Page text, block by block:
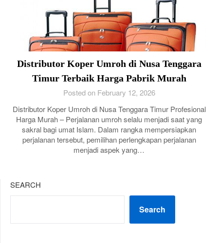
Distributor Koper Umroh di Nusa Tenggara
Timur Terbaik Harga Pabrik Murah
Posted on February 12, 2026
Distributor Koper Umroh di Nusa Tenggara Timur Profesional
Harga Murah – Perjalanan umroh selalu menjadi saat yang
sakral bagi umat Islam. Dalam rangka mempersiapkan
perjalanan tersebut, pemilihan perlengkapan perjalanan
menjadi aspek yang…
SEARCH
Search